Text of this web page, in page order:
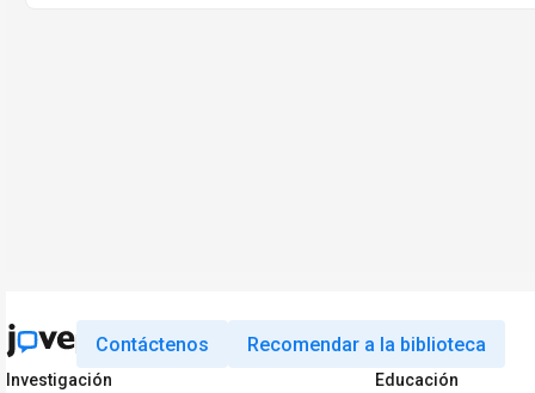
Contáctenos Recomendar a la biblioteca
Investigación
Educación